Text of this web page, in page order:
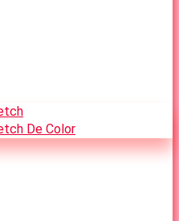
De Color